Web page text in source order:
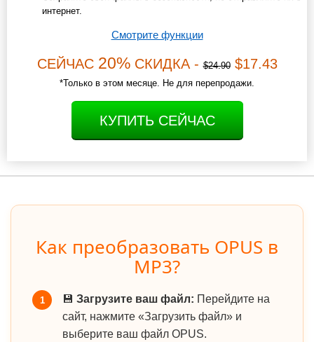
интернет.
Смотрите функции
СЕЙЧАС 20%СКИДКА -$24.90$17.43
*Только в этом месяце. Не для перепродажи.
КУПИТЬ СЕЙЧАС
Как преобразовать OPUS в
MP3?
1 💾 Загрузите ваш файл: Перейдите на
сайт, нажмите «Загрузить файл» и
выберите ваш файл OPUS.